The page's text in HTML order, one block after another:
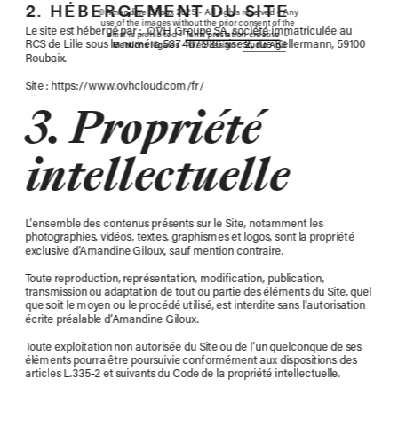
2. HÉBERGEMENT DU SITE
Le site est hébergé par :  OVH Groupe SA, société immatriculée au
RCS de Lille sous le numéro 537 407 926 sise 2, rue Kellermann, 59100
Site : https://www.ovhcloud.com/fr/
3. Propriété
intellectuelle
L’ensemble des contenus présents sur le Site, notamment les
photographies, vidéos, textes, graphismes et logos, sont la propriété
exclusive d’Amandine Giloux, sauf mention contraire.
Toute reproduction, représentation, modification, publication,
transmission ou adaptation de tout ou partie des éléments du Site, quel
que soit le moyen ou le procédé utilisé, est interdite sans l'autorisation
écrite préalable d’Amandine Giloux.
Toute exploitation non autorisée du Site ou de l’un quelconque de ses
éléments pourra être poursuivie conformément aux dispositions des
articles L.335-2 et suivants du Code de la propriété intellectuelle.
©Amandine Giloux 2025 - All rights reserved - Any
use of the images without the prior consent of the
artist is prohibited - Tarifs prestation créative
  -
Mentions légales - Web design : Studio Agil